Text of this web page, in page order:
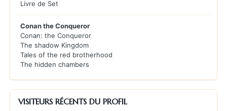
Livre de Set
Conan the Conqueror
Conan: the Conqueror
The shadow Kingdom
Tales of the red brotherhood
The hidden chambers
VISITEURS RÉCENTS DU PROFIL